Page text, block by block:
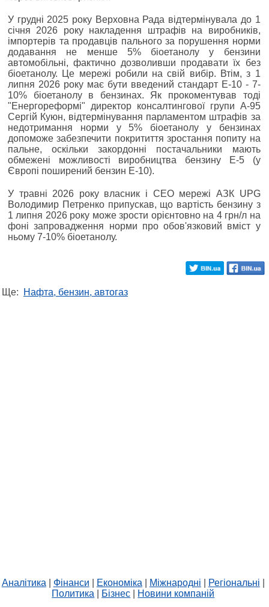
У грудні 2025 року Верховна Рада відтермінувала до 1
січня 2026 року накладення штрафів на виробників,
імпортерів та продавців пального за порушення норми
додавання не менше 5% біоетанолу у бензини
автомобільні, фактично дозволивши продавати їх без
біоетанолу. Це мережі робили на свій вибір. Втім, з 1
липня 2026 року має бути введений стандарт Е-10 - 7-
10% біоетанолу в бензинах. Як прокоментував тоді
"Енергореформі" директор консалтингової групи А-95
Сергій Куюн, відтермінування парламентом штрафів за
недотримання норми у 5% біоетанолу у бензинах
допоможе забезпечити покритиття зростання попиту на
пальне, оскільки закордонні постачальники мають
обмежені можливості виробництва бензину Е-5 (у
Європі поширений бензин Е-10).
У травні 2026 року власник і СЕО мережі АЗК UPG
Володимир Петренко припускав, що вартість бензину з
1 липня 2026 року може зрости орієнтовно на 4 грн/л на
фоні запровадження норми про обов'язковий вміст у
ньому 7-10% біоетанолу.
Ще: Нафта, бензин, автогаз
Аналітика Фінанси Економіка Міжнародні Регіональні
Политика
Бізнес Новини компаній